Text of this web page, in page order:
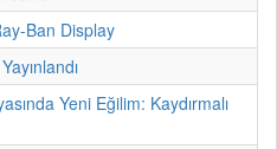
Ban Display
Yeni Eğilim: Kaydırmalı